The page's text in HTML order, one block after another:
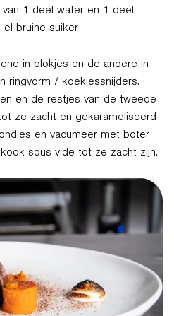
1 deel water en 1 deel
bruine suiker
in blokjes en de andere in
ringvorm / koekjessnijders.
en de restjes van de tweede
ze zacht en gekarameliseerd
en vacumeer met boter
sous vide tot ze zacht zijn.